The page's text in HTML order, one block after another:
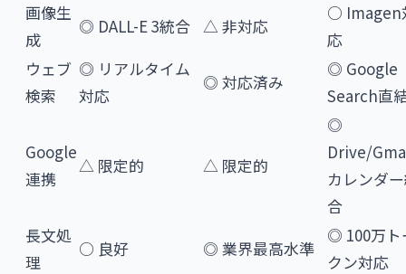
画像生
成
◎ DALL-E 3統合 △ 非対応
○ Imagen
応
ウェブ
検索
◎ リアルタイム
対応
◎ 対応済み
◎ Google
Search直
Google
連携
△ 限定的 △ 限定的
◎
Drive/
カレンダ
合
長文処
理
○ 良好 ◎ 業界最高水準
◎ 100万ト
クン対応